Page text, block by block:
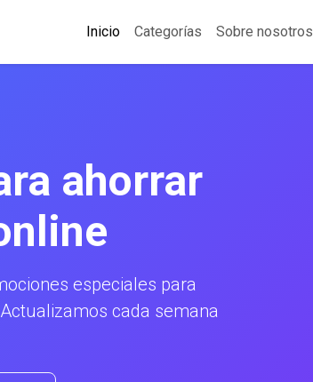
Inicio Categorías Sobre nosotros
ahorrar
especiales para
cada semana